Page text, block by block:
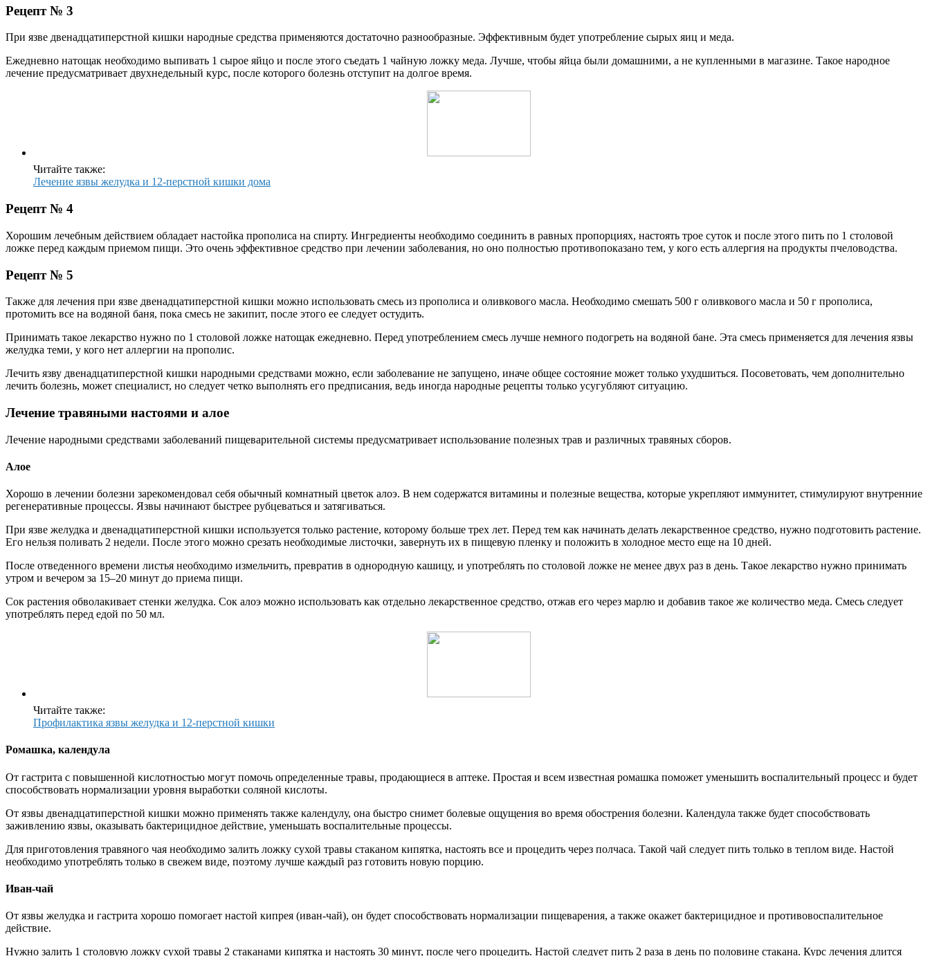
Рецепт № 3
При язве двенадцатиперстной кишки народные средства применяются достаточно разнообразные. Эффективным будет употребление сырых яиц и меда.
Ежедневно натощак необходимо выпивать 1 сырое яйцо и после этого съедать 1 чайную ложку меда. Лучше, чтобы яйца были домашними, а не купленными в магазине. Такое народное
лечение предусматривает двухнедельный курс, после которого болезнь отступит на долгое время.
Читайте также:
Лечение язвы желудка и 12-перстной кишки дома
Рецепт № 4
Хорошим лечебным действием обладает настойка прополиса на спирту. Ингредиенты необходимо соединить в равных пропорциях, настоять трое суток и после этого пить по 1 столовой
ложке перед каждым приемом пищи. Это очень эффективное средство при лечении заболевания, но оно полностью противопоказано тем, у кого есть аллергия на продукты пчеловодства.
Рецепт № 5
Также для лечения при язве двенадцатиперстной кишки можно использовать смесь из прополиса и оливкового масла. Необходимо смешать 500 г оливкового масла и 50 г прополиса,
протомить все на водяной баня, пока смесь не закипит, после этого ее следует остудить.
Принимать такое лекарство нужно по 1 столовой ложке натощак ежедневно. Перед употреблением смесь лучше немного подогреть на водяной бане. Эта смесь применяется для лечения язвы
желудка теми, у кого нет аллергии на прополис.
Лечить язву двенадцатиперстной кишки народными средствами можно, если заболевание не запущено, иначе общее состояние может только ухудшиться. Посоветовать, чем дополнительно
лечить болезнь, может специалист, но следует четко выполнять его предписания, ведь иногда народные рецепты только усугубляют ситуацию.
Лечение травяными настоями и алое
Лечение народными средствами заболеваний пищеварительной системы предусматривает использование полезных трав и различных травяных сборов.
Алое
Хорошо в лечении болезни зарекомендовал себя обычный комнатный цветок алоэ. В нем содержатся витамины и полезные вещества, которые укрепляют иммунитет, стимулируют внутренние
регенеративные процессы. Язвы начинают быстрее рубцеваться и затягиваться.
При язве желудка и двенадцатиперстной кишки используется только растение, которому больше трех лет. Перед тем как начинать делать лекарственное средство, нужно подготовить растение.
Его нельзя поливать 2 недели. После этого можно срезать необходимые листочки, завернуть их в пищевую пленку и положить в холодное место еще на 10 дней.
После отведенного времени листья необходимо измельчить, превратив в однородную кашицу, и употреблять по столовой ложке не менее двух раз в день. Такое лекарство нужно принимать
утром и вечером за 15–20 минут до приема пищи.
Сок растения обволакивает стенки желудка. Сок алоэ можно использовать как отдельно лекарственное средство, отжав его через марлю и добавив такое же количество меда. Смесь следует
употреблять перед едой по 50 мл.
Читайте также:
Профилактика язвы желудка и 12-перстной кишки
Ромашка, календула
От гастрита с повышенной кислотностью могут помочь определенные травы, продающиеся в аптеке. Простая и всем известная ромашка поможет уменьшить воспалительный процесс и будет
способствовать нормализации уровня выработки соляной кислоты.
От язвы двенадцатиперстной кишки можно применять также календулу, она быстро снимет болевые ощущения во время обострения болезни. Календула также будет способствовать
заживлению язвы, оказывать бактерицидное действие, уменьшать воспалительные процессы.
Для приготовления травяного чая необходимо залить ложку сухой травы стаканом кипятка, настоять все и процедить через полчаса. Такой чай следует пить только в теплом виде. Настой
необходимо употреблять только в свежем виде, поэтому лучше каждый раз готовить новую порцию.
Иван-чай
От язвы желудка и гастрита хорошо помогает настой кипрея (иван-чай), он будет способствовать нормализации пищеварения, а также окажет бактерицидное и противовоспалительное
действие.
Нужно залить 1 столовую ложку сухой травы 2 стаканами кипятка и настоять 30 минут, после чего процедить. Настой следует пить 2 раза в день по половине стакана. Курс лечения длится